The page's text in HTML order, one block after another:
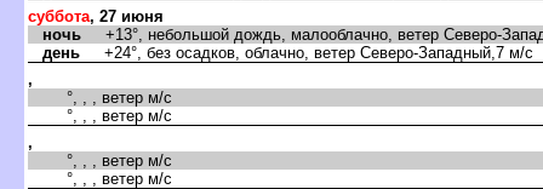
суббота, 27 июня
ночь +13°, небольшой дождь, малооблачно, ветер Северо-
день +24°, без осадков, облачно, ветер Северо-Западный,7 м/с
,
°, , , ветер м/с
°, , , ветер м/с
,
°, , , ветер м/с
°, , , ветер м/с